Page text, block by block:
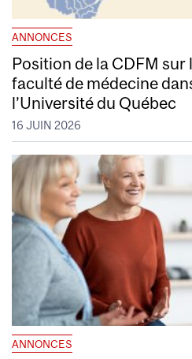
ANNONCES
Position de la CDFM
faculté de médecine
l’Université du Québec
16 JUIN 2026
ANNONCES